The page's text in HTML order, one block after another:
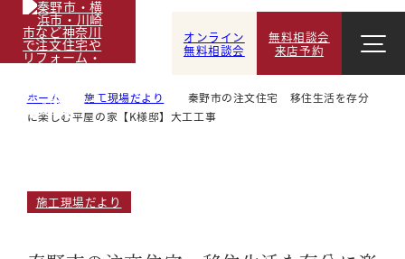
オンライン
無料相談会
無料相談会
来店予約
ホーム 施工現場だより
秦野市の注文住宅 移住生活を存分
に楽しむ平屋の家【K様邸】大工工事
施工現場だより